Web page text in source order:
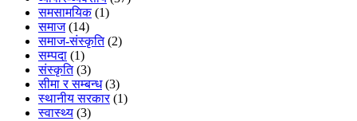
समसामयिक(1)
समाज(14)
समाज-संस्कृति(2)
सम्पदा (1)
संस्कृति(3)
सीमा र सम्बन्ध(3)
स्थानीय सरकार(1)
स्वास्थ्य (3)